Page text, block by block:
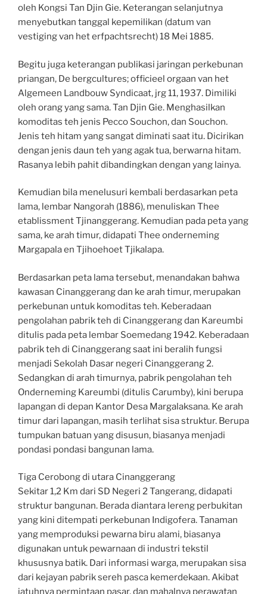
oleh Kongsi Tan Djin Gie. Keterangan selanjutnya
menyebutkan tanggal kepemilikan (datum van
vestiging van het erfpachtsrecht) 18 Mei 1885.
Begitu juga keterangan publikasi jaringan perkebunan
priangan, De bergcultures; officieel orgaan van het
Algemeen Landbouw Syndicaat, jrg 11, 1937. Dimiliki
oleh orang yang sama. Tan Djin Gie. Menghasilkan
komoditas teh jenis Pecco Souchon, dan Souchon.
Jenis teh hitam yang sangat diminati saat itu. Dicirikan
dengan jenis daun teh yang agak tua, berwarna hitam.
Rasanya lebih pahit dibandingkan dengan yang lainya.
Kemudian bila menelusuri kembali berdasarkan peta
lama, lembar Nangorah (1886), menuliskan Thee
etablissment Tjinanggerang. Kemudian pada peta yang
sama, ke arah timur, didapati Thee onderneming
Margapala en Tjihoehoet Tjikalapa.
Berdasarkan peta lama tersebut, menandakan bahwa
kawasan Cinanggerang dan ke arah timur, merupakan
perkebunan untuk komoditas teh. Keberadaan
pengolahan pabrik teh di Cinanggerang dan Kareumbi
ditulis pada peta lembar Soemedang 1942. Keberadaan
pabrik teh di Cinanggerang saat ini beralih fungsi
menjadi Sekolah Dasar negeri Cinanggerang 2.
Sedangkan di arah timurnya, pabrik pengolahan teh
Onderneming Kareumbi (ditulis Carumby), kini berupa
lapangan di depan Kantor Desa Margalaksana. Ke arah
timur dari lapangan, masih terlihat sisa struktur. Berupa
tumpukan batuan yang disusun, biasanya menjadi
pondasi pondasi bangunan lama.
Tiga Cerobong di utara Cinanggerang
Sekitar 1,2 Km dari SD Negeri 2 Tangerang, didapati
struktur bangunan. Berada diantara lereng perbukitan
yang kini ditempati perkebunan Indigofera. Tanaman
yang memproduksi pewarna biru alami, biasanya
digunakan untuk pewarnaan di industri tekstil
khususnya batik. Dari informasi warga, merupakan sisa
dari kejayan pabrik sereh pasca kemerdekaan. Akibat
jatuhnya permintaan pasar, dan mahalnya perawatan